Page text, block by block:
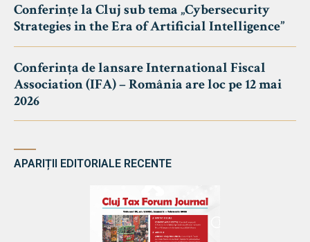
Conferințe la Cluj sub tema „Cybersecurity
Strategies in the Era of Artificial Intelligence”
Conferința de lansare International Fiscal
Association (IFA) – România are loc pe 12 mai
2026
APARIȚII EDITORIALE RECENTE